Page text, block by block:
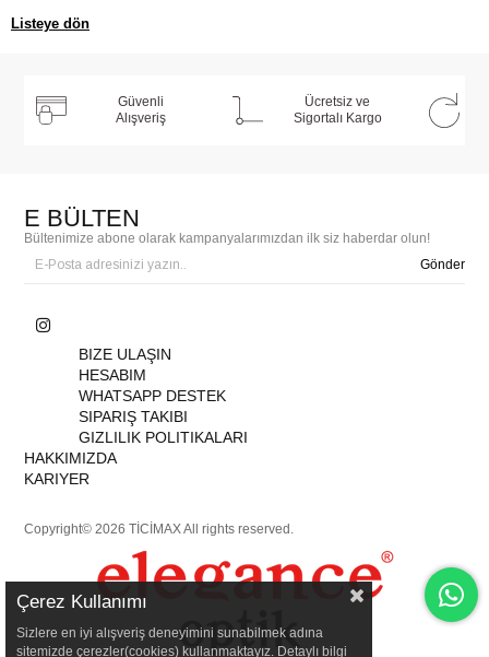
Listeye dön
Güvenli
Alışveriş
Ücretsiz ve
Sigortalı Kargo
E BÜLTEN
Bültenimize abone olarak kampanyalarımızdan ilk siz haberdar olun!
Gönder
BIZE ULAŞIN
HESABIM
WHATSAPP DESTEK
SIPARIŞ TAKIBI
GIZLILIK POLITIKALARI
HAKKIMIZDA
KARIYER
Copyright© 2026 TİCİMAX All rights reserved.
Çerez Kullanımı
Sizlere en iyi alışveriş deneyimini sunabilmek adına
sitemizde çerezler(cookies) kullanmaktayız. Detaylı bilgi